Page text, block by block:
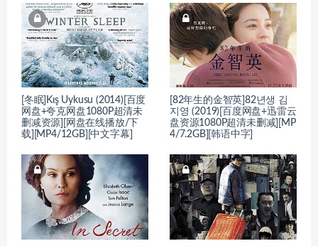
[冬眠]Kış Uykusu (2014)[百度
网盘+夸克网盘1080P超清未
删减资源][网盘在线播放/下
载][MP4/12GB][中文字幕]
[82年生的金智英]82년생 김
지영 (2019)[百度网盘+迅雷云
盘资源1080P超清未删减][MP
4/7.2GB][韩语中字]